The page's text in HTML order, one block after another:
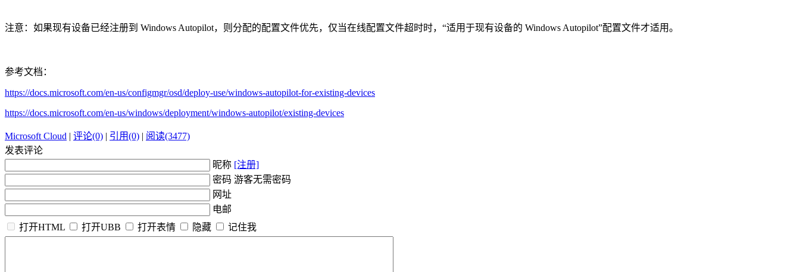
注意：如果现有设备已经注册到 Windows Autopilot，则分配的配置文件优先，仅当在线配置文件超时时，“适用于现有设备的 Windows Autopilot”配置文件才适用。
参考文档：
https://docs.microsoft.com/en-us/configmgr/osd/deploy-use/windows-autopilot-for-existing-devices
https://docs.microsoft.com/en-us/windows/deployment/windows-autopilot/existing-devices
Microsoft Cloud | 评论(0) | 引用(0) | 阅读(3477)
发表评论
昵称 [注册]
密码 游客无需密码
网址
电邮
打开HTML
打开UBB 打开表情 隐藏 记住我